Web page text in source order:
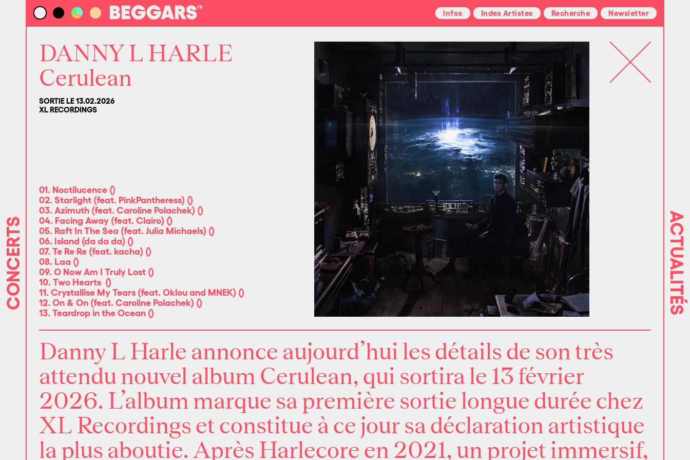
Infos Index Artistes Recherche Newsletter
DANNY L HARLE
Cerulean
SORTIE LE 13.02.2026
XL RECORDINGS
01. Noctilucence ()
02. Starlight (feat. PinkPantheress) ()
03. Azimuth (feat. Caroline Polachek) ()
04. Facing Away (feat. Clairo) ()
05. Raft In The Sea (feat. Julia Michaels) ()
06. Island (da da da) ()
07. Te Re Re (feat. kacha) ()
08. Laa ()
09. O Now Am I Truly Lost ()
10. Two Hearts ()
11. Crystallise My Tears (feat. Oklou and MNEK) ()
12. On & On (feat. Caroline Polachek) ()
13. Teardrop in the Ocean ()
Danny L Harle annonce aujourd’hui les détails de son très
attendu nouvel album Cerulean, qui sortira le 13 février
2026. L’album marque sa première sortie longue durée chez
XL Recordings et constitue à ce jour sa déclaration artistique
la plus aboutie. Après Harlecore en 2021, un projet immersif,
CONCERTS ACTUALITÉS